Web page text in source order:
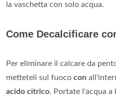
la vaschetta con solo acqua.
Come Decalcificare
Per eliminare il calcare da
metteteli sul fuoco con
acido citrico. Portate l'acqua a